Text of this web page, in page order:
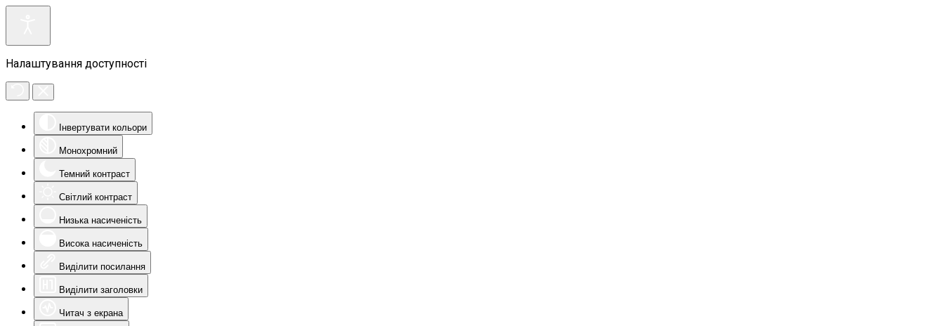
Налаштування доступності
Інвертувати кольори
Монохромний
Темний контраст
Світлий контраст
Низька насиченість
Висока насиченість
Виділити посилання
Виділити заголовки
Читач з екрана